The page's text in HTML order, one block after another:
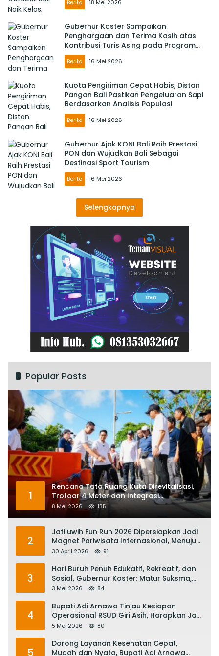
Berita 18 Mei 2026
Gubernur Koster Sampaikan
Penghargaan dan Terima Kasih atas
Kontribusi Turis Asing pada Program
PWA
Berita 16 Mei 2026
Kuota Pengiriman Cepat Habis, Distan
Pangan Bali Pastikan Pengeluaran Sapi
Berdasarkan Analisis Populasi
Berita 16 Mei 2026
Gubernur Ajak KONI Bali Raih Prestasi
PON dan Wujudkan Bali Sebagai
Destinasi Sport Tourism
Berita 16 Mei 2026
Selengkapnya
Popular Posts
1
Rencana Tata Ruang Kuta Direvitalisasi,
Trotoar 4 Meter dan Integrasi
Transportasi Listrik
8 Mei 2026 135
2
Jatiluwih Fun Run 2026 Dipersiapkan Jadi
Magnet Pariwisata Internasional, Menuju
Satu Abad Pariwisata Bali
30 April 2026 91
3
Hari Buruh Penuh Edukatif, Rekreatif, dan
Sosial, Gubernur Koster: Matur Suksma,
Keringat Pekerja Mesin Ekonomi Bali
3 Mei 2026 84
4
Bupati Adi Arnawa Tinjau Kesiapan
Operasional RSUD Giri Asih, Harapkan Jadi
RS Rujukan Terbaik
5 Mei 2026 80
5
Dorong Layanan Kesehatan Cepat,
Mudah dan Nyata, Bupati Adi Arnawa